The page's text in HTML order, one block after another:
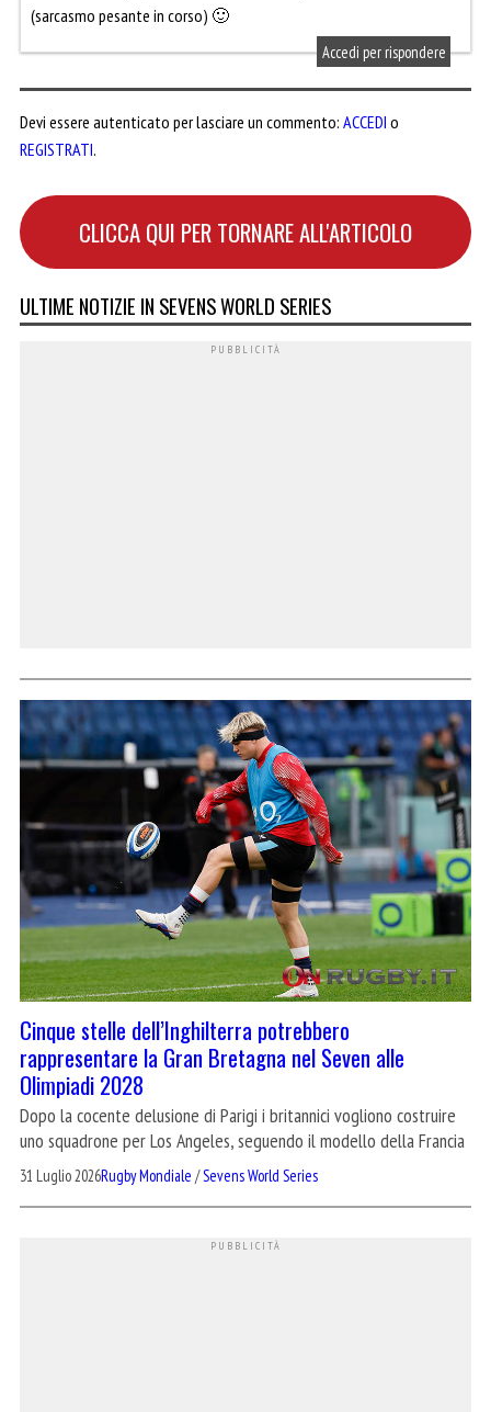
(sarcasmo pesante in corso) 🙂
Accedi per rispondere
Devi essere autenticato per lasciare un commento: ACCEDI o
REGISTRATI.
CLICCA QUI PER TORNARE ALL'ARTICOLO
ULTIME NOTIZIE IN SEVENS WORLD SERIES
Cinque stelle dell’Inghilterra potrebbero
rappresentare la Gran Bretagna nel Seven alle
Olimpiadi 2028
Dopo la cocente delusione di Parigi i britannici vogliono costruire
uno squadrone per Los Angeles, seguendo il modello della Francia
31 Luglio 2026Rugby Mondiale /Sevens World Series